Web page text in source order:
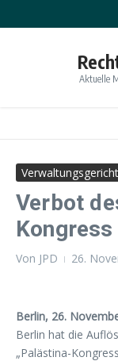
Aktuelle
Verbot
Von JPD 26.
Berlin, 26.
Berlin hat die
„Palästina-